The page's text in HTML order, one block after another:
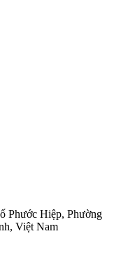
Phước Hiệp, Phường
Việt Nam